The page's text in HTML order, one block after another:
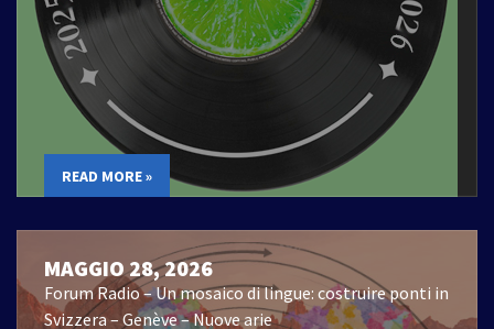
READ MORE »
MAGGIO 28, 2026
Forum Radio – Un mosaico di lingue: costruire ponti in
Svizzera – Genève – Nuove arie